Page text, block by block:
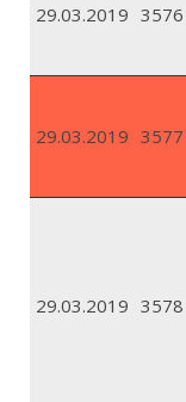
29.03.2019 3576
29.03.2019 3577
29.03.2019 3578